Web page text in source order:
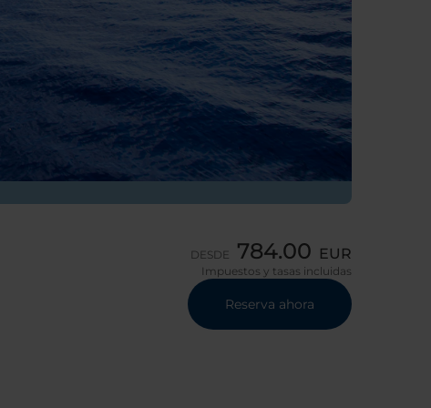
DESDE 784.00 EUR
Impuestos y tasas incluidas
Reserva ahora